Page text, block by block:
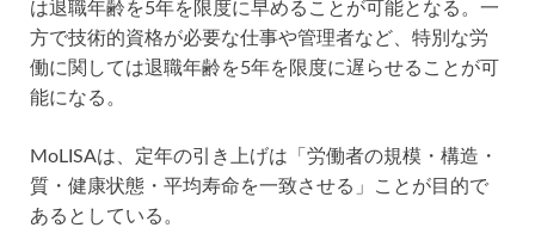
は退職年齢を5年を限度に早めることが可能となる。一
方で技術的資格が必要な仕事や管理者など、特別な労
働に関しては退職年齢を5年を限度に遅らせることが可
能になる。
MoLISAは、定年の引き上げは「労働者の規模・構造・
質・健康状態・平均寿命を一致させる」ことが目的で
あるとしている。